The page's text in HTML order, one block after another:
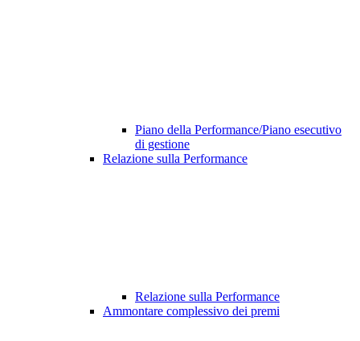
Piano della Performance/Piano esecutivo
di gestione
Relazione sulla Performance
Relazione sulla Performance
Ammontare complessivo dei premi